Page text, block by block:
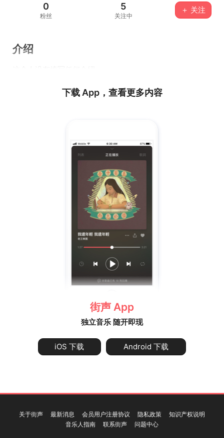
0
粉丝
5
关注中
＋ 关注
介绍
下载 App，查看更多内容
街声 App
独立音乐 随开即现
iOS 下载 Android 下载
关于街声 最新消息 会员用户注册协议 隐私政策
知识产权说明
音乐人指南
联系街声 问题中心